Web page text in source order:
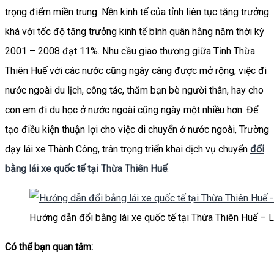
trọng điểm miền trung. Nền kinh tế của tỉnh liên tục tăng trưởng
khá với tốc độ tăng trưởng kinh tế bình quân hằng năm thời kỳ
2001 – 2008 đạt 11%. Nhu cầu giao thương giữa Tỉnh Thừa
Thiên Huế với các nước cũng ngày càng được mở rộng, việc đi
nước ngoài du lịch, công tác, thăm bạn bè người thân, hay cho
con em đi du học ở nước ngoài cũng ngày một nhiều hơn. Để
tạo điều kiện thuận lợi cho việc di chuyển ở nước ngoài, Trường
dạy lái xe Thành Công, trân trọng triển khai dịch vụ chuyển đổi
bằng lái xe quốc tế tại Thừa Thiên Huế.
Hướng dẫn đổi bằng lái xe quốc tế tại Thừa Thiên Huế –
Có thể bạn quan tâm: